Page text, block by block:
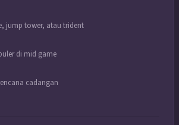
jump tower, atau trident
di mid game
cadangan